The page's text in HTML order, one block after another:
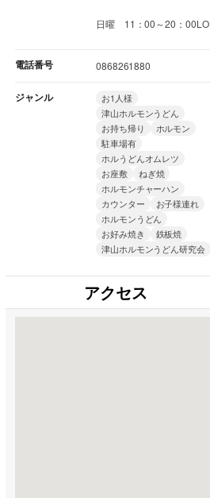
日曜 11：00～20：00LO
電話番号 0868261880
ジャンル
お1人様
津山ホルモンうどん
お持ち帰り
ホルモン
駐車場有
ホルうどんオムレツ
お座敷
ねぎ焼
ホルモンチャーハン
カウンター
お子様連れ
ホルモンうどん
お好み焼き
鉄板焼
津山ホルモンうどん研究会
アクセス